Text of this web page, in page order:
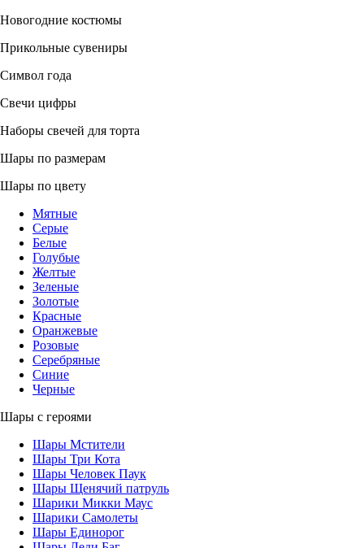
Новогодние костюмы
Прикольные сувениры
Символ года
Свечи цифры
Наборы свечей для торта
Шары по размерам
Шары по цвету
Мятные
Серые
Белые
Голубые
Желтые
Зеленые
Золотые
Красные
Оранжевые
Розовые
Серебряные
Синие
Черные
Шары с героями
Шары Мстители
Шары Три Кота
Шары Человек Паук
Шары Щенячий патруль
Шарики Микки Маус
Шарики Самолеты
Шары Единорог